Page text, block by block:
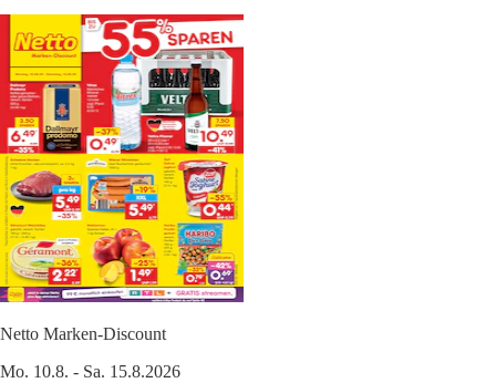
Netto Marken-Discount
Mo. 10.8. - Sa. 15.8.2026